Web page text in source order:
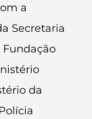
a
Secretaria
Fundação
da